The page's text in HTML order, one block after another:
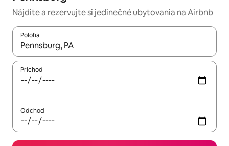
Nájdite a rezervujte si jedinečné ubytovania na Airbnb
Poloha
Keď budú výsledky k dispozícii, môžete si ich prechádzať
Príchod
Odchod